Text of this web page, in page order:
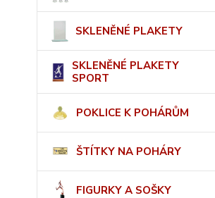
SKLENĚNÉ PLAKETY
SKLENĚNÉ PLAKETY
SPORT
POKLICE K POHÁRŮM
ŠTÍTKY NA POHÁRY
FIGURKY A SOŠKY